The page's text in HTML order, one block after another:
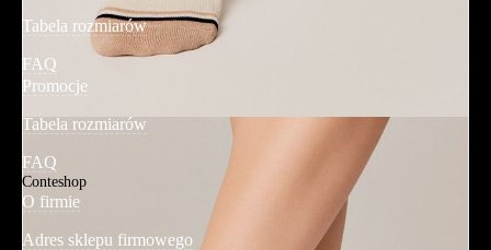
Tabela rozmiarów
FAQ
Promocje
Tabela rozmiarów
FAQ
Conteshop
O firmie
Adres sklepu firmowego